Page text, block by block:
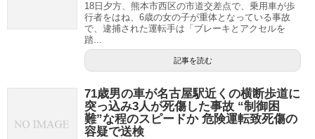
18日夕方、熊本市西区の市道交差点で、乗用車が歩
行者をはね、6歳の女の子が重体となっている事故
で、逮捕された運転手は「ブレーキとアクセルを
踏...
記事を読む
71歳男の車が名古屋駅近くの横断歩道に
突っ込み3人が死傷した事故 “制御困
難”な程のスピードか 危険運転致死傷の
容疑で送検